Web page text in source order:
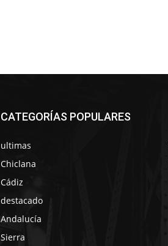
CATEGORÍAS POPULARES
ultimas
Chiclana
Cádiz
destacado
Andalucía
Sierra